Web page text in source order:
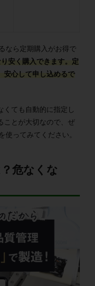
なら定期購入がお得で
安く購入できます。定
安心して申し込めるで
くても自動的に指定し
ことが大切なので、ぜ
使ってみてください。
危なくな